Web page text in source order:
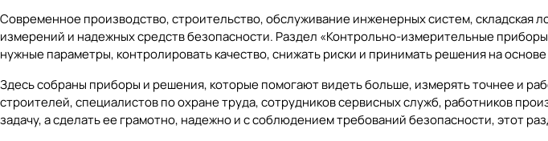
Современное производство, строительство, обслуживание инженерных систем, складская
измерений и надежных средств безопасности. Раздел «Контрольно-измерительные
нужные параметры, контролировать качество, снижать риски и принимать решения на
Здесь собраны приборы и решения, которые помогают видеть больше, измерять точнее и
строителей, специалистов по охране труда, сотрудников сервисных служб, работников
задачу, а сделать ее грамотно, надежно и с соблюдением требований безопасности, этот